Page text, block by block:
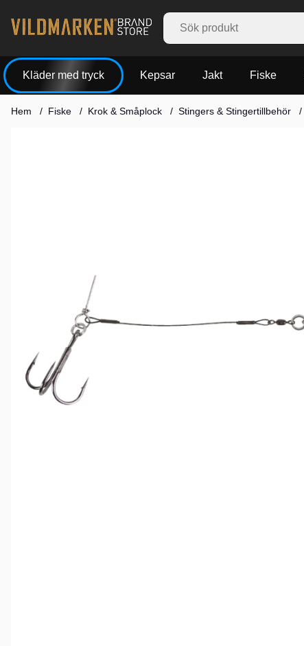
Kläder med tryck Kepsar Jakt Fiske
Hem Fiske Krok & Småplock Stingers & Stingertillbehör